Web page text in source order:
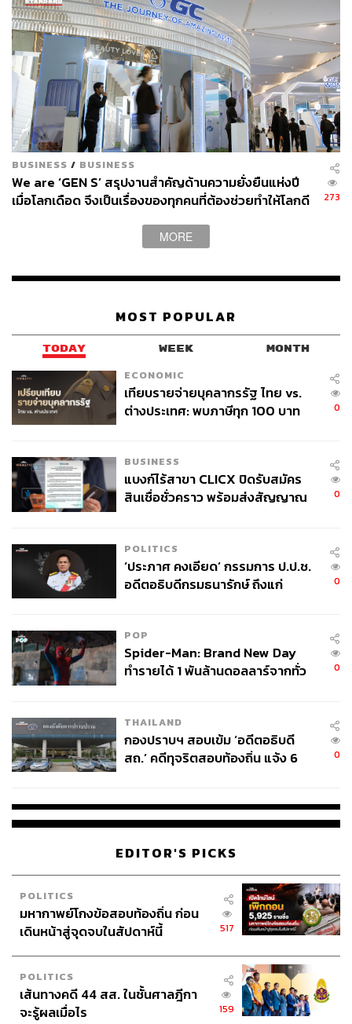
BUSINESS / BUSINESS
We are ‘GEN S’ สรุปงานสำคัญด้านความยั่งยืนแห่งปี
เมื่อโลกเดือด จึงเป็นเรื่องของทุกคนที่ต้องช่วยทำให้โลกดี
273
MORE
MOST POPULAR
TODAY WEEK MONTH
ECONOMIC
เทียบรายจ่ายบุคลากรรัฐ ไทย vs.
ต่างประเทศ: พบภาษีทุก 100 บาท
0
BUSINESS
แบงก์ไร้สาขา CLICX ปิดรับสมัคร
สินเชื่อชั่วคราว พร้อมส่งสัญญาณ
0
POLITICS
‘ประภาศ คงเอียด’ กรรมการ ป.ป.ช.
อดีตอธิบดีกรมธนารักษ์ ถึงแก่
0
POP
Spider-Man: Brand New Day
ทำรายได้ 1 พันล้านดอลลาร์จากทั่ว
0
THAILAND
กองปราบฯ สอบเข้ม ‘อดีตอธิบดี
สถ.’ คดีทุจริตสอบท้องถิ่น แจ้ง 6
0
EDITOR'S PICKS
POLITICS
มหากาพย์โกงข้อสอบท้องถิ่น ก่อน
เดินหน้าสู่จุดจบในสัปดาห์นี้
517
POLITICS
เส้นทางคดี 44 สส. ในชั้นศาลฎีกา
จะรู้ผลเมื่อไร
159